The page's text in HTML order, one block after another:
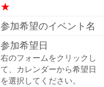
★
参加希望のイベント名
参加希望日
右のフォームをクリックし
て、カレンダーから希望日
を選択してください。